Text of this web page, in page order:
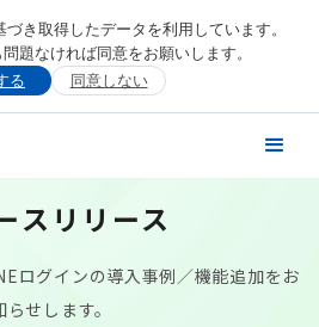
づき取得したデータを利用しています。
題なければ同意をお願いします。
る
同意しない
スリリース
ログインの導入事例／機能追加をお
らせします。